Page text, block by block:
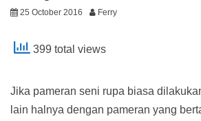
25 October 2016 Ferry
399 total views
Jika pameran seni rupa biasa
lain halnya dengan pameran yang